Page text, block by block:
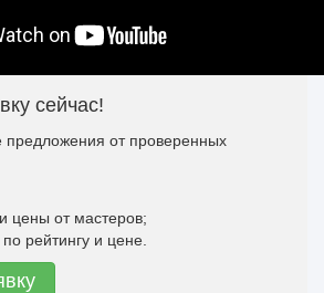
сейчас!
предложения от проверенных
цены от мастеров;
рейтингу и цене.